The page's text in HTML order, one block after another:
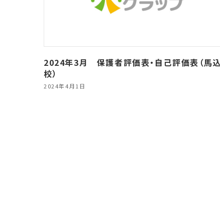
2024年3月 保護者評価表・自己評価表（馬
校）
2024年4月1日